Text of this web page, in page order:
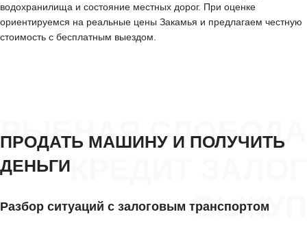
водохранилища и состояние местных дорог. При оценке
ориентируемся на реальные цены Закамья и предлагаем честную
стоимость с бесплатным выездом.
РЫБНАЯ СЛОБОДА
ВЫКУП
ПРОДАТЬ МАШИНУ И ПОЛУЧИТЬ
ДЕНЬГИ
Разбор ситуаций с залоговым транспортом